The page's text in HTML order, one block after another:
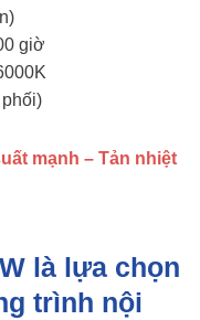
giờ
mạnh – Tản nhiệt
là lựa chọn
trình nội